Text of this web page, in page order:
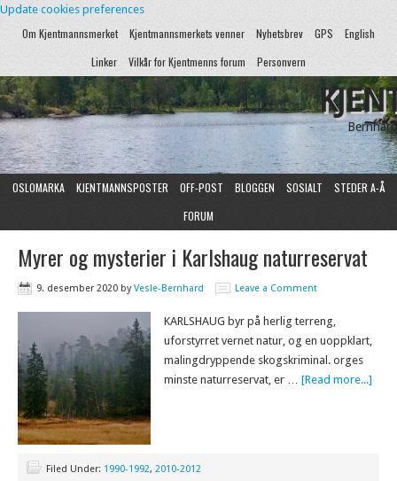
Update cookies preferences
Om Kjentmannsmerket Kjentmannsmerkets venner Nyhetsbrev GPS
English
Linker
Vilkår for Kjentmenns forum Personvern
OSLOMARKA KJENTMANNSPOSTER OFF-POST BLOGGEN SOSIALT
STEDER A-Å
FORUM
Myrer og mysterier i Karlshaug naturreservat
9. desember 2020 byVesle-Bernhard Leave a Comment
KARLSHAUG byr på herlig terreng,
uforstyrret vernet natur, og en uoppklart,
malingdryppende skogskriminal. orges
minste naturreservat, er … [Read more...]
Filed Under: 1990-1992, 2010-2012